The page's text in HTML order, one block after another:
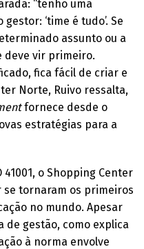
“tenho uma
‘time é tudo’. Se
assunto ou a
deve vir primeiro.
fica fácil de criar e
Norte, Ruivo ressalta,
fornece desde o
estratégias para a
o Shopping Center
se tornaram os primeiros
no mundo. Apesar
de gestão, como explica
à norma envolve